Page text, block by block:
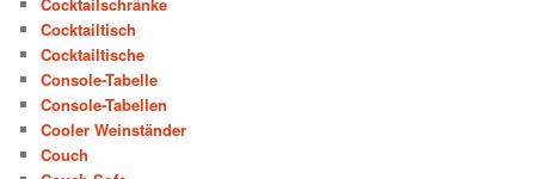
Cocktailtisch
Cocktailtische
Console-Tabelle
Console-Tabellen
Cooler Weinständer
Couch